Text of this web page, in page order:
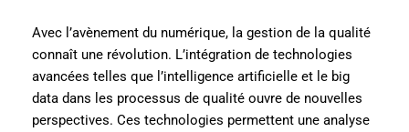
Avec l’avènement du numérique, la gestion de la qualité
connaît une révolution. L’intégration de technologies
avancées telles que l’intelligence artificielle et le big
data dans les processus de qualité ouvre de nouvelles
perspectives. Ces technologies permettent une analyse